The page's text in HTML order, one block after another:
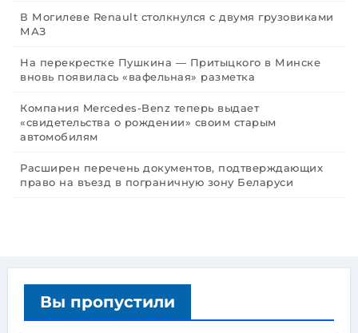
В Могилеве Renault столкнулся с двумя грузовиками
МАЗ
На перекрестке Пушкина — Притыцкого в Минске
вновь появилась «вафельная» разметка
Компания Mercedes-Benz теперь выдает
«свидетельства о рождении» своим старым
автомобилям
Расширен перечень документов, подтверждающих
право на въезд в пограничную зону Беларуси
Вы пропустили